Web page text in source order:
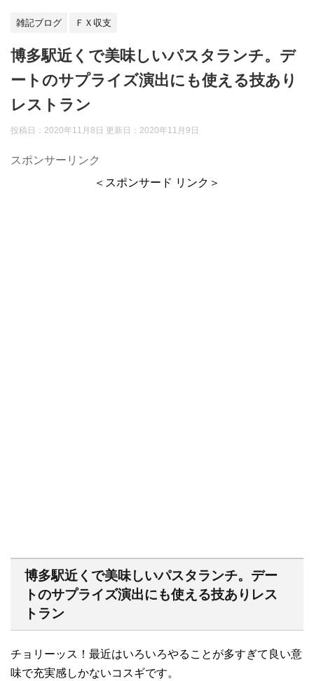
雑記ブログ ＦＸ収支
博多駅近くで美味しいパスタランチ。デ
ートのサプライズ演出にも使える技あり
レストラン
投稿日：2020年11月8日 更新日： 2020年11月9日
スポンサーリンク
＜スポンサード リンク＞
博多駅近くで美味しいパスタランチ。デー
トのサプライズ演出にも使える技ありレス
トラン
チョリーッス！最近はいろいろやることが多すぎて良い意
味で充実感しかないコスギです。